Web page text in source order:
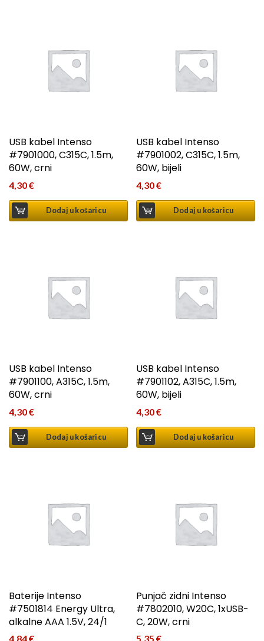
USB kabel Intenso
#7901000, C315C, 1.5m,
60W, crni
4,30€
Dodaj u košaricu
USB kabel Intenso
#7901002, C315C, 1.5m,
60W, bijeli
4,30€
Dodaj u košaricu
USB kabel Intenso
#7901100, A315C, 1.5m,
60W, crni
4,30€
Dodaj u košaricu
USB kabel Intenso
#7901102, A315C, 1.5m,
60W, bijeli
4,30€
Dodaj u košaricu
Baterije Intenso
#7501814 Energy Ultra,
alkalne AAA 1.5V, 24/1
4,84€
Punjač zidni Intenso
#7802010, W20C, 1xUSB-
C, 20W, crni
5,35€